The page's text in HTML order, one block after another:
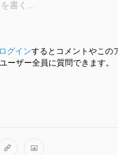
ログインするとコメントやこの
ーザー全員に質問できます。